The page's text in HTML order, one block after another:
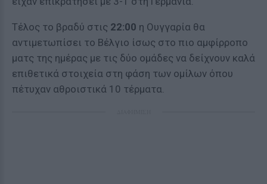
Τέλος το βραδύ στις 22:00 η Ουγγαρία θα
αντιμετωπίσει το Βέλγιο ίσως στο πιο αμφίρροπο
ματς της ημέρας με τις δύο ομάδες να δείχνουν καλά
επιθετικά στοιχεία στη φάση των ομίλων όπου
πέτυχαν αθροιστικά 10 τέρματα.